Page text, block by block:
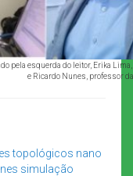
pela esquerda do leitor, Erika
e Ricardo Nunes, professor
topológicos nano
simulação